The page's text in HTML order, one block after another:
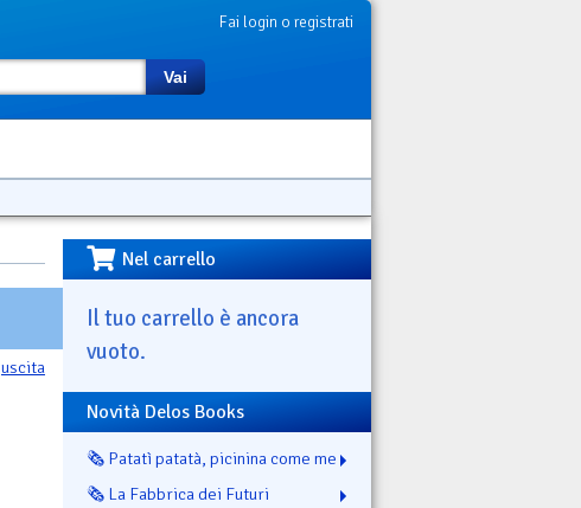
Fai login o registrati
Vai
uscita
Nel carrello
Il tuo carrello è ancora
vuoto.
Novità Delos Books
🗞️ Patatì patatà, picinina come me
🗞️ La Fabbrica dei Futuri